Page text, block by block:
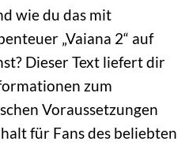
wie du das mit
„Vaiana 2“ auf
Dieser Text liefert dir
zum
Voraussetzungen
für Fans des beliebten